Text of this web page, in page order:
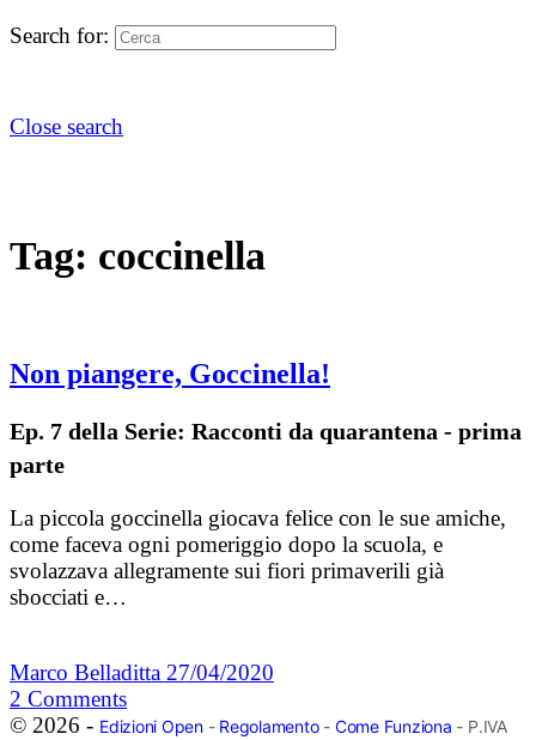
Search for:
Close search
Tag: coccinella
Non piangere, Goccinella!
Ep. 7 della Serie: Racconti da quarantena - prima
parte
La piccola goccinella giocava felice con le sue amiche,
come faceva ogni pomeriggio dopo la scuola, e
svolazzava allegramente sui fiori primaverili già
sbocciati e…
Marco Belladitta 27/04/2020
2 Comments
© 2026 - Edizioni Open- Regolamento- Come Funziona - P.IVA